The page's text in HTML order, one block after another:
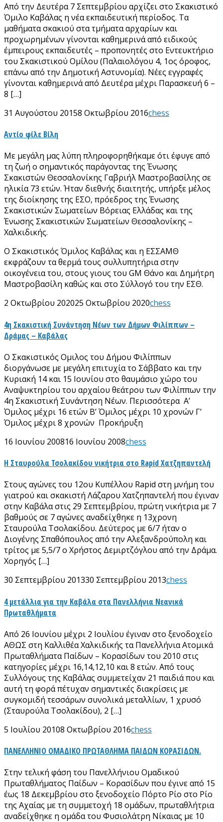
Από την Δευτέρα 7 Σεπτεμβρίου αρχίζει στο Σκακιστικό
Όμιλο Καβάλας η νέα εκπαιδευτική περίοδος. Τα
μαθήματα σκακιού στα τμήματα αρχαρίων και
προχωρημένων γίνονται καθημερινά από ειδικούς
έμπειρους εκπαιδευτές – προπονητές στο Εντευκτήριο
του Σκακιστικού Ομίλου (Παλαιολόγου 4, 1ος όροφος,
επάνω από την Δημοτική Αστυνομία). Νέες εγγραφές
γίνονται καθημερινά από Δευτέρα μέχρι Παρασκευή 6 –
8 […]
31 Αυγούστου 20158 Οκτωβρίου 2016chess
Αντίο φίλε Βίλη
Με μεγάλη μας λύπη πληροφορηθήκαμε ότι έφυγε από
τη ζωή ο σημαντικός παράγοντας της Ένωσης
Σκακιστών Θεσσαλονίκης Γαβριήλ Μαστροβασίλης σε
ηλικία 73 ετών. Ήταν διεθνής διαιτητής, υπήρξε μέλος
της διοίκησης της ΕΣΟ, πρόεδρος της Ένωσης
Σκακιστικών Σωματείων Βόρειας Ελλάδας και της
Ένωσης Σκακιστικών Σωματείων Θεσσαλονίκης –
Χαλκιδικής.
Ο Σκακιστικός Όμιλος Καβάλας και η ΕΣΣΑΜΘ
εκφράζουν τα θερμά τους συλλυπητήρια στην
οικογένεια του, στους γιους του GM Θάνο και Δημήτρη
Μαστροβασίλη καθώς και στο Σύλλογό του την ΕΣΘ.
2 Οκτωβρίου 202025 Οκτωβρίου 2020chess
4η Σκακιστική Συνάντηση Νέων των Δήμων Φιλίππων –
Δράμας – Καβάλας
Ο Σκακιστικός Ομιλος του Δήμου Φιλίππων
διοργάνωσε με μεγάλη επιτυχία το Σάββατο και την
Κυριακή 14 και 15 Ιουνίου στο θαυμάσιο χώρο του
Αναψυκτηρίου του αρχαίου θεάτρου των Φιλίππων την
4η Σκακιστική Συνάντηση Νέων. Περισσότερα Α’
Όμιλος μέχρι 16 ετών Β’ Όμιλος μέχρι 10 χρονών Γ’
Όμιλος μέχρι 8 χρονών Προκήρυξη
16 Ιουνίου 200816 Ιουνίου 2008chess
Η Σταυρούλα Τσολακίδου νικήτρια στο Rapid Χατζηπαντελή
Στους αγώνες του 12ου Κυπέλλου Rapid στη μνήμη του
γιατρού και σκακιστή Λάζαρου Χατζηπαντελή που έγιναν
στην Καβάλα στις 29 Σεπτεμβρίου, πρώτη νικήτρια με 7
βαθμούς σε 7 αγώνες αναδείχθηκε η 13χρονη
Σταυρούλα Τσολακίδου. Δεύτερος με 6/7 ήταν ο
Διογένης Σπαθόπουλος από την Αλεξανδρούπολη και
τρίτος με 5,5/7 ο Χρήστος Δεμιρτζόγλου από την Δράμα.
Χορηγός […]
30 Σεπτεμβρίου 201330 Σεπτεμβρίου 2013chess
4 μετάλλια για την Καβάλα στα Πανελλήνια Νεανικά
Πρωταθλήματα
Από 26 Ιουνίου μέχρι 2 Ιουλίου έγιναν στο ξενοδοχείο
ΑΘΩΣ στη Καλλιθέα Χαλκιδικής τα Πανελλήνια Ατομικά
Πρωταθλήματα Παίδων – Κορασίδων του 2010 στις
κατηγορίες μέχρι 16,14,12,10 και 8 ετών. Από τους
Συλλόγους της Καβάλας συμμετείχαν 21 παιδιά που και
αυτή τη φορά πέτυχαν σημαντικές διακρίσεις με
συγκομιδή τεσσάρων συνολικά μεταλλίων, 1 χρυσό
(Σταυρούλα Τσολακίδου), 2 […]
5 Ιουλίου 20108 Οκτωβρίου 2016chess
ΠΑΝΕΛΛΗΝΙΟ ΟΜΑΔΙΚΟ ΠΡΩΤΑΘΛΗΜΑ ΠΑΙΔΩΝ ΚΟΡΑΣΙΔΩΝ.
Στην τελική φάση του Πανελλήνιου Ομαδικού
Πρωταθλήματος Παίδων – Κορασίδων που έγινε από 15
έως 18 Δεκεμβρίου στο ξενοδοχείο Πόρτο Ρίο στο Ρίο
της Αχαίας με τη συμμετοχή 18 ομάδων, πρωταθλήτρια
αναδείχθηκε η ομάδα του Φυσιολάτρη Νίκαιας με 10